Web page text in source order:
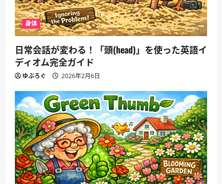
身体
日常会話が変わる！「頭(head)」を使った英語イ
ディオム完全ガイド
ゆぶろぐ 2026年2月6日